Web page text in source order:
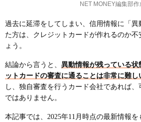
NET MONEY編集部作
過去に延滞をしてしまい、信用情報に「異
た方は、クレジットカードが作れるのか不
ょう。
結論から言うと、 異動情報が残っている
ットカードの審査に通ることは非常に難し
し、独自審査を行うカード会社であれば
ではありません。
本記事では、2025年11月時点の最新情報